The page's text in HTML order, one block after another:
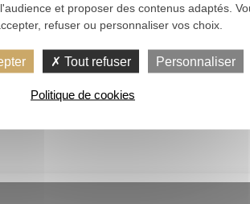
et proposer des contenus adaptés.
refuser ou personnaliser vos choix.
Tout refuser Personnaliser
Politique de cookies